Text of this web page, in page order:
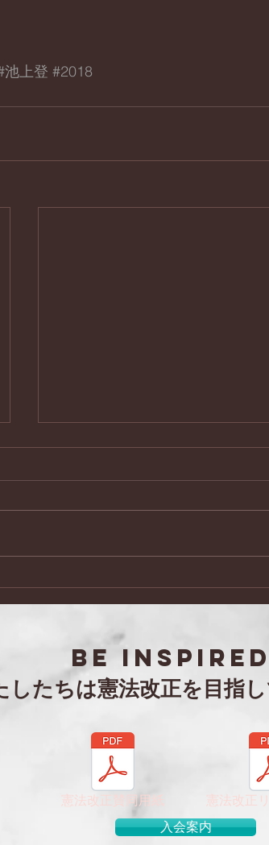
池上登 #2018
日本会議兵庫 阪神北支部 令
和８年度年次総会・特別講演
BE inspired
したちは憲法改正を目指
憲法改正賛同用紙 憲法改正
入会案内